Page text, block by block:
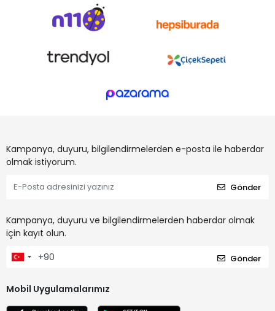
Kampanya, duyuru, bilgilendirmelerden e-posta ile haberdar
olmak istiyorum.
Gönder
Kampanya, duyuru ve bilgilendirmelerden haberdar olmak
için kayıt olun.
Gönder
Mobil Uygulamalarımız